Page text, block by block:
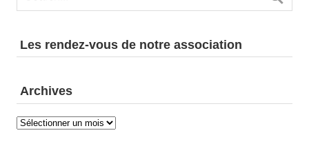
Les rendez-vous de notre association
Archives
Archives